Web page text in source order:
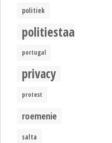
politiek
politiestaat
portugal
privacy
protest
roemenie
salta